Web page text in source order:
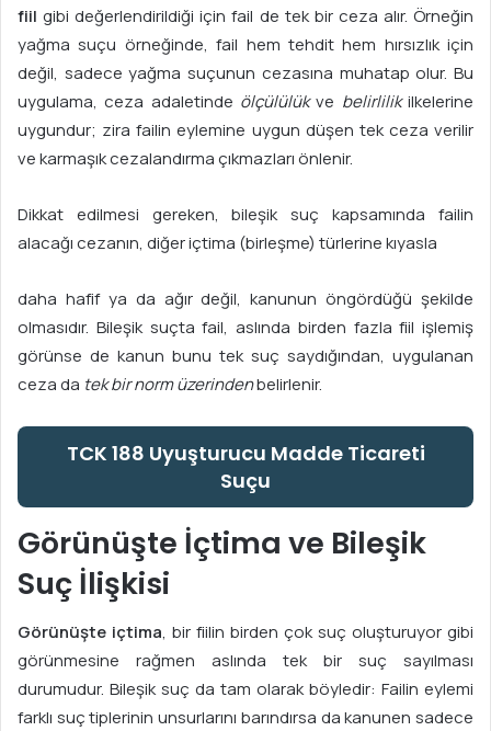
fiil gibi değerlendirildiği için fail de tek bir ceza alır. Örneğin
yağma suçu örneğinde, fail hem tehdit hem hırsızlık için
değil, sadece yağma suçunun cezasına muhatap olur. Bu
uygulama, ceza adaletinde ölçülülükve belirlilikilkelerine
uygundur; zira failin eylemine uygun düşen tek ceza verilir
ve karmaşık cezalandırma çıkmazları önlenir.
Dikkat edilmesi gereken, bileşik suç kapsamında failin
alacağı cezanın, diğer içtima (birleşme) türlerine kıyasla
daha hafif ya da ağır değil, kanunun öngördüğü şekilde
olmasıdır. Bileşik suçta fail, aslında birden fazla fiil işlemiş
görünse de kanun bunu tek suç saydığından, uygulanan
ceza da tek bir norm üzerindenbelirlenir.
TCK 188 Uyuşturucu Madde Ticareti
Suçu
Görünüşte İçtima ve Bileşik
Suç İlişkisi
Görünüşte içtima, bir fiilin birden çok suç oluşturuyor gibi
görünmesine rağmen aslında tek bir suç sayılması
durumudur. Bileşik suç da tam olarak böyledir: Failin eylemi
farklı suç tiplerinin unsurlarını barındırsa da kanunen sadece